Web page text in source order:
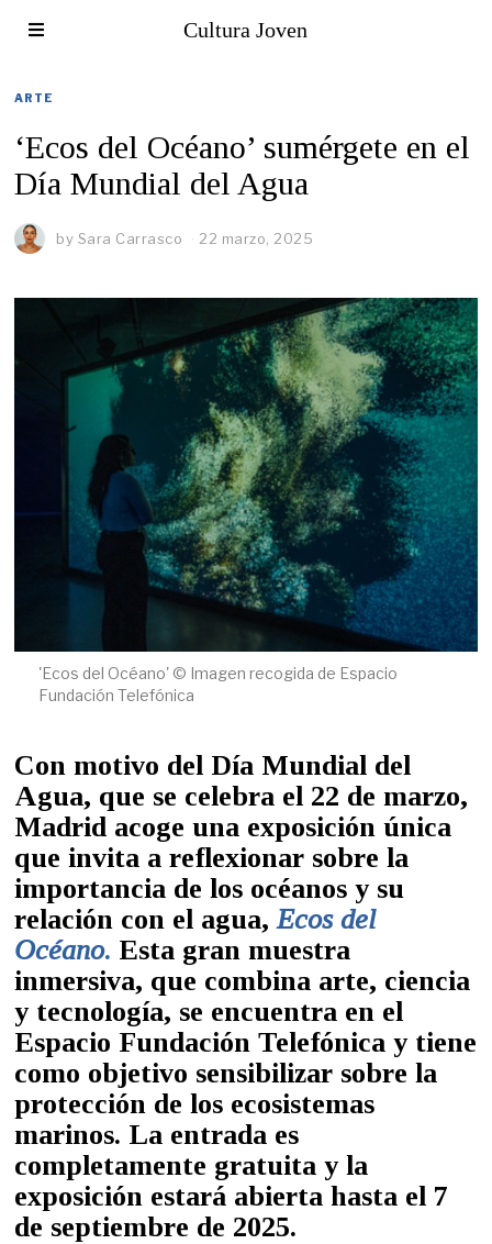
Cultura Joven
ARTE
‘Ecos del Océano’ sumérgete en el
Día Mundial del Agua
by Sara Carrasco 22 marzo, 2025
'Ecos del Océano' © Imagen recogida de Espacio
Fundación Telefónica
Con motivo del Día Mundial del
Agua, que se celebra el 22 de marzo,
Madrid acoge una exposición única
que invita a reflexionar sobre la
importancia de los océanos y su
relación con el agua,Ecos del
Océano. Esta gran muestra
inmersiva, que combina arte, ciencia
y tecnología, se encuentra en el
Espacio Fundación Telefónica y tiene
como objetivo sensibilizar sobre la
protección de los ecosistemas
marinos. La entrada es
completamente gratuitay la
exposición estará abierta hasta el 7
de septiembre de 2025.